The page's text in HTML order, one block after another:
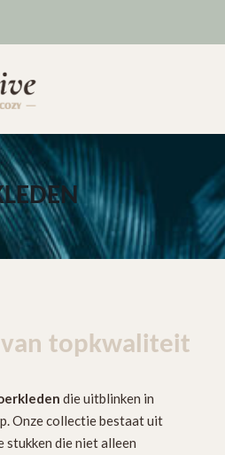
topkwaliteit
die uitblinken in
Onze collectie bestaat uit
die niet alleen